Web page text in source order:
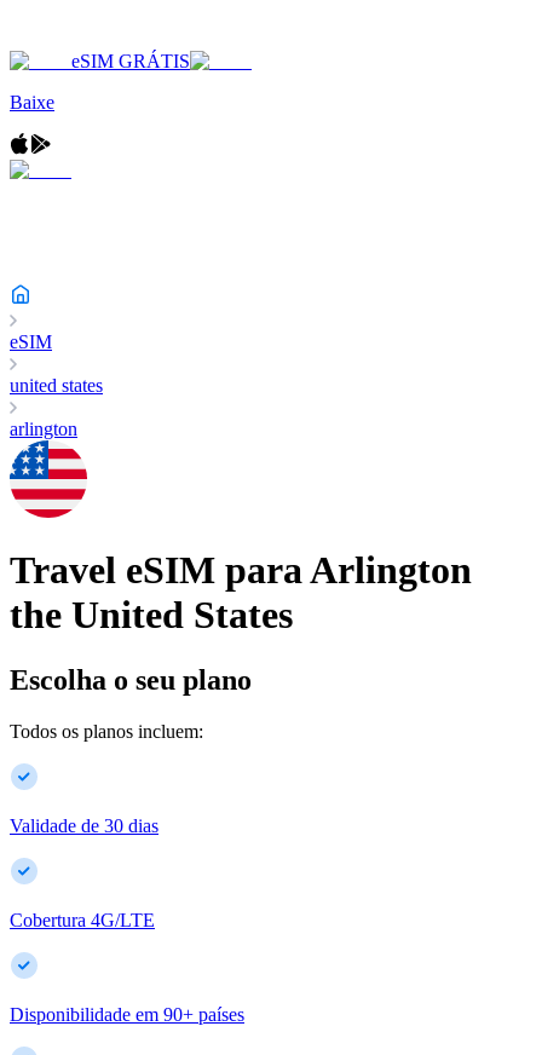
eSIM GRÁTIS
Baixe
eSIM
united states
arlington
Travel eSIM paraArlington
the United States
Escolha o seu plano
Todos os planos incluem:
Validade de 30 dias
Cobertura 4G/LTE
Disponibilidade em 90+ países